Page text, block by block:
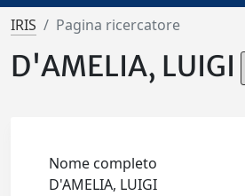
IRIS Pagina ricercatore
D'AMELIA, LUIGI
Nome completo
D'AMELIA, LUIGI